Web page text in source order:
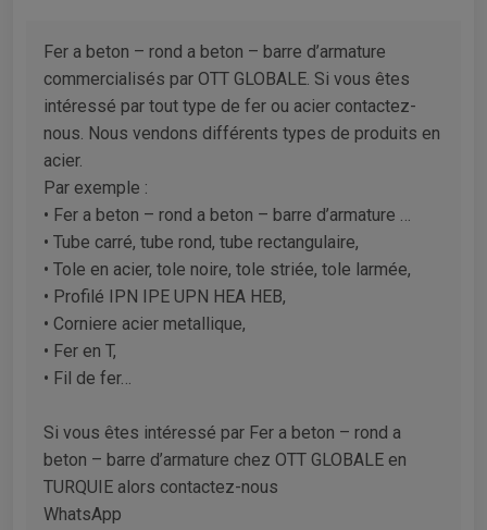
Fer a beton – rond a beton – barre d’armature
commercialisés par OTT GLOBALE. Si vous êtes
intéressé par tout type de fer ou acier contactez-
nous. Nous vendons différents types de produits en
acier.
Par exemple :
• Fer a beton – rond a beton – barre d’armature …
• Tube carré, tube rond, tube rectangulaire,
• Tole en acier, tole noire, tole striée, tole larmée,
• Profilé IPN IPE UPN HEA HEB,
• Corniere acier metallique,
• Fer en T,
• Fil de fer…
Si vous êtes intéressé par Fer a beton – rond a
beton – barre d’armature chez OTT GLOBALE en
TURQUIE alors contactez-nous
WhatsApp